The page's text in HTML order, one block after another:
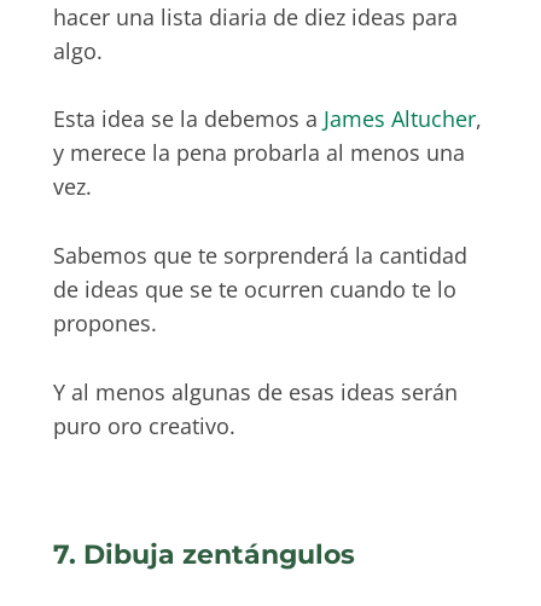
hacer una lista diaria de diez ideas para
algo.
Esta idea se la debemos a James Altucher,
y merece la pena probarla al menos una
vez.
Sabemos que te sorprenderá la cantidad
de ideas que se te ocurren cuando te lo
propones.
Y al menos algunas de esas ideas serán
puro oro creativo.
7. Dibuja zentángulos